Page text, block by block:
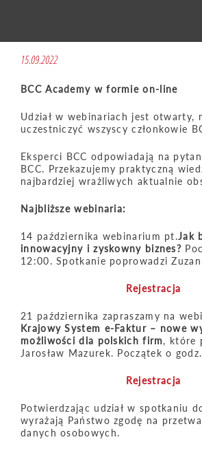
15.09.2022
BCC Academy w formie on-line
Udział w webinariach jest otwarty,
uczestniczyć wszyscy członkowie
Eksperci BCC odpowiadają na
BCC. Przekazujemy praktyczną
najbardziej wrażliwych aktualnie
Najbliższe webinaria:
14 października webinarium pt.Jak
innowacyjny i zyskowny biznes?
12:00. Spotkanie poprowadzi
Rejestracja
21 października zapraszamy na
Krajowy System e-Faktur – nowe
możliwości dla polskich firm, które
Jarosław Mazurek. Początek o
Rejestracja
Potwierdzając udział w spotkaniu
wyrażają Państwo zgodę na
danych osobowych.